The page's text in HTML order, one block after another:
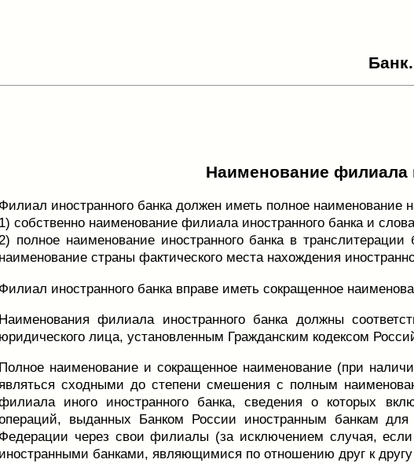
Наименование филиала
Филиал иностранного банка должен иметь полное наименование
1) собственно наименование филиала иностранного банка и
полное наименование иностранного банка в
наименование страны фактического места нахождения
Филиал иностранного банка вправе иметь сокращенное
Наименования филиала иностранного банка должны
юридического лица, установленным Гражданским кодексом
Полное наименование и сокращенное наименование (при
сходными до степени смешения с полным
иного иностранного банка, сведения о которых
выданных Банком России иностранным банкам для
Федерации через свои филиалы (за исключением случая,
иностранными банками, являющимися по отношению друг к